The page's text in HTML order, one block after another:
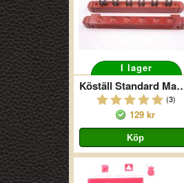
I lager
Köställ
(3)
129 kr